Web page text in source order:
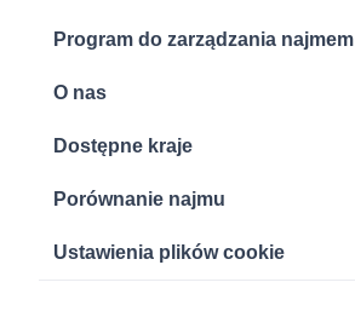
Program do zarządzania najmem
O nas
Dostępne kraje
Porównanie najmu
Ustawienia plików cookie